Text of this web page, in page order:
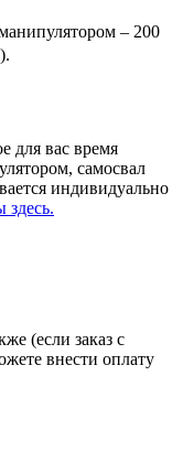
– 200
для вас время
самосвал
индивидуально
(если заказ с
внести оплату